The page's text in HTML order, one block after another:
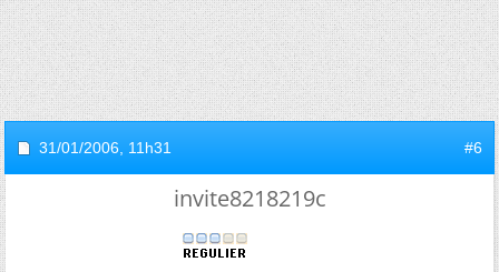
31/01/2006, 11h31 #6
invite8218219c